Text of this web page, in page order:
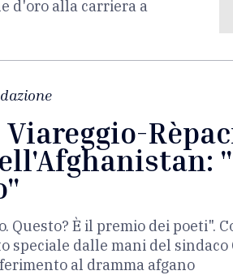
d'oro alla carriera a
Questo? È il premio dei poeti".
speciale dalle mani del sindaco
al dramma afgano